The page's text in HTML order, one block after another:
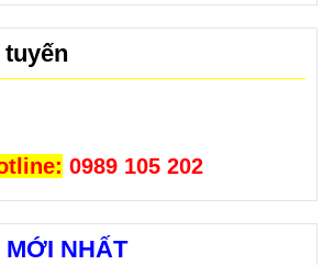
0989 105 202
NHẤT